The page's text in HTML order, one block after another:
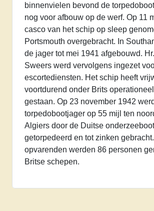
binnenvielen bevond de
nog voor afbouw op de werf. Op 11
casco van het schip op sleep
Portsmouth overgebracht. In
de jager tot mei 1941 afgebouwd.
Sweers werd vervolgens ingezet
escortediensten. Het schip heeft
voortdurend onder Brits
gestaan. Op 23 november 1942
torpedobootjager op 55 mijl ten
Algiers door de Duitse
getorpedeerd en tot zinken
opvarenden werden 86 personen
Britse schepen.